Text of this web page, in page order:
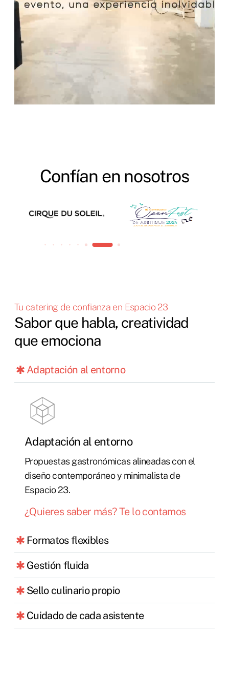
Confían en nosotros
Tu catering de confianza en Espacio 23
Sabor que habla, creatividad
que emociona
Adaptación al entorno
Adaptación al entorno
Propuestas gastronómicas alineadas con el
diseño contemporáneo y minimalista de
Espacio 23.
¿Quieres saber más? Te lo contamos
Formatos flexibles
Gestión fluida
Sello culinario propio
Cuidado de cada asistente